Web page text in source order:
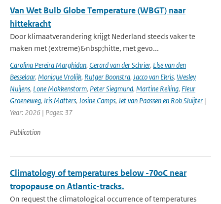
Van Wet Bulb Globe Temperature (WBGT) naar
hittekracht
Door klimaatverandering krijgt Nederland steeds vaker te
maken met (extreme)&nbsp;hitte, met gevo...
Carolina Pereira Marghidan, Gerard van der Schrier, Else van den
Besselaar, Monique Vrolijk, Rutger Boonstra, Jacco van Ekris, Wesley
Nuijens, Lone Mokkenstorm, Peter Siegmund, Martine Reiling, Fleur
Groeneweg, Iris Matters, Josine Camps, Jet van Paassen en Rob Sluijter |
Year: 2026 | Pages: 37
Publication
Climatology of temperatures below -70oC near
tropopause on Atlantic-tracks.
On request the climatological occurrence of temperatures